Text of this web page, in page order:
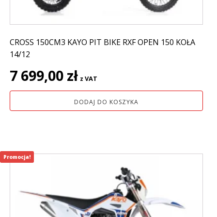
CROSS 150CM3 KAYO PIT BIKE RXF OPEN 150 KOŁA
14/12
7 699,00 zł z VAT
DODAJ DO KOSZYKA
Promocja!